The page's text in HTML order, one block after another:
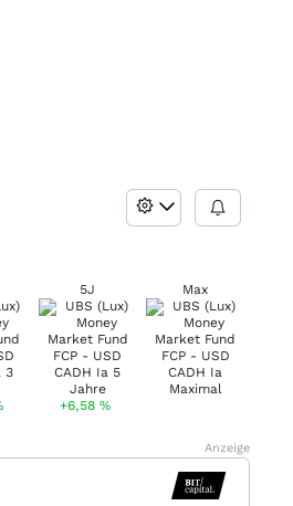
5J
+6,58%
Max
Anzeige